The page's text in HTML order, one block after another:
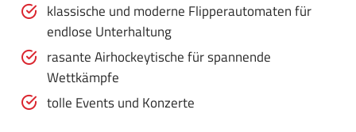
klassische und moderne Flipperautomaten für
endlose Unterhaltung
rasante Airhockeytische für spannende
Wettkämpfe
tolle Events und Konzerte